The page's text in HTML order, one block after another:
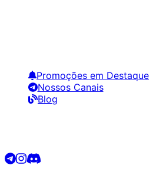
Promoções em Destaque
Nossos Canais
Blog